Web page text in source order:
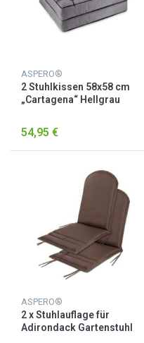
ASPERO®
2 Stuhlkissen 58x58 cm
„Cartagena“ Hellgrau
54,95 €
ASPERO®
2 x Stuhlauflage für
Adirondack Gartenstuhl